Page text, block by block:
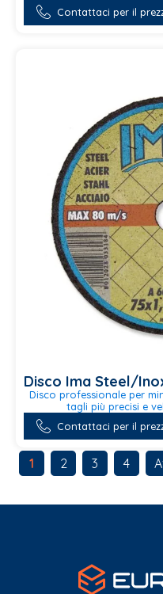
Contattaci per il
Disco Ima Steel/
Disco professionale per
tagli più precisi e
Questo
prodotto
ha
più
varianti.
Le
Contattaci per il
1 2 3 4